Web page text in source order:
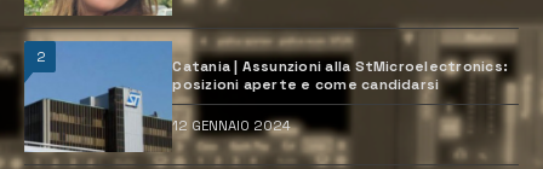
2
Catania | Assunzioni alla StMicroelectronics:
posizioni aperte e come candidarsi
12 GENNAIO 2024